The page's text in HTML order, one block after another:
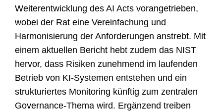
Weiterentwicklung des AI Acts vorangetrieben,
wobei der Rat eine Vereinfachung und
Harmonisierung der Anforderungen anstrebt. Mit
einem aktuellen Bericht hebt zudem das NIST
hervor, dass Risiken zunehmend im laufenden
Betrieb von KI-Systemen entstehen und ein
strukturiertes Monitoring künftig zum zentralen
Governance-Thema wird. Ergänzend treiben